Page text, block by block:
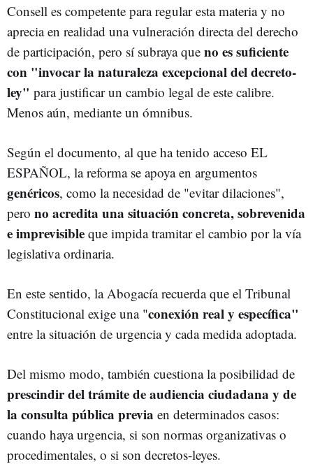
Consell es competente para regular esta materia y no
aprecia en realidad una vulneración directa del derecho
de participación, pero sí subraya que no es suficiente
con "invocar la naturaleza excepcional del decreto-
ley" para justificar un cambio legal de este calibre.
Menos aún, mediante un ómnibus.
Según el documento, al que ha tenido acceso EL
ESPAÑOL, la reforma se apoya en argumentos
genéricos, como la necesidad de "evitar dilaciones",
pero no acredita una situación concreta, sobrevenida
e imprevisible que impida tramitar el cambio por la vía
legislativa ordinaria.
En este sentido, la Abogacía recuerda que el Tribunal
Constitucional exige una "conexión real y específica"
entre la situación de urgencia y cada medida adoptada.
Del mismo modo, también cuestiona la posibilidad de
prescindir del trámite de audiencia ciudadana y de
la consulta pública previa en determinados casos:
cuando haya urgencia, si son normas organizativas o
procedimentales, o si son decretos-leyes.